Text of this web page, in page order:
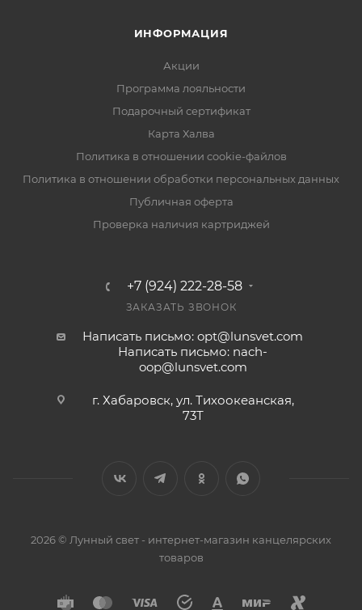
ИНФОРМАЦИЯ
Акции
Программа лояльности
Подарочный сертификат
Карта Халва
Политика в отношении cookie-файлов
Политика в отношении обработки персональных данных
Публичная оферта
Проверка наличия картриджей
+7 (924) 222-28-58
ЗАКАЗАТЬ ЗВОНОК
Написать письмо: opt@lunsvet.com
Написать письмо: nach-
oop@lunsvet.com
г. Хабаровск, ул. Тихоокеанская,
73Т
2026 © Лунный свет - интернет-магазин канцелярских
товаров